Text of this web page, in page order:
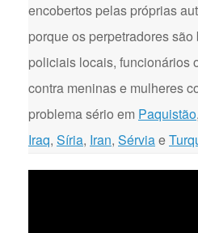
encobertos pelas próprias
porque os perpetradores
policiais locais, funcionários
contra meninas e mulheres
problema sério em Paquistão,
Iraq, Síria, Iran, Sérviae